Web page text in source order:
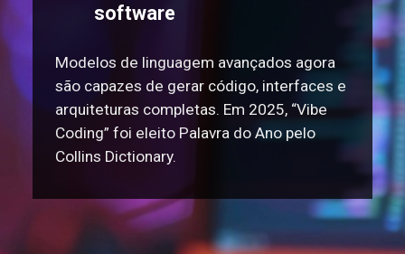
software
Modelos de linguagem avançados agora
são capazes de gerar código, interfaces e
arquiteturas completas. Em 2025, “Vibe
Coding” foi eleito Palavra do Ano pelo
Collins Dictionary.